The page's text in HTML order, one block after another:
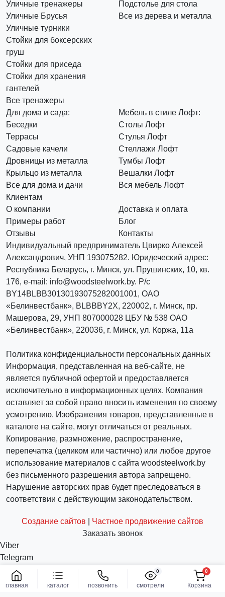
главная каталог смотрели
0
позвонить Корзина
0
Заказать
Уличные тренажеры
Уличные Брусья
Уличные турники
Стойки для боксерских
груш
Стойки для приседа
Стойки для хранения
гантелей
Все тренажеры
Подстолье для стола
Все из дерева и металла
Для дома и сада:
Беседки
Террасы
Садовые качели
Дровницы из металла
Крыльцо из металла
Все для дома и дачи
Мебель в стиле Лофт:
Столы Лофт
Стулья Лофт
Стеллажи Лофт
Тумбы Лофт
Вешалки Лофт
Вся мебель Лофт
Клиентам
О компании
Доставка и оплата
Примеры работ
Блог
Отзывы
Контакты
Индивидуальный предприниматель Цвирко Алексей
Александрович, УНП 193075282. Юридеческий адрес:
Республика Беларусь, г. Минск, ул. Прушинских, 10, кв.
176, e-mail: info@woodsteelwork.by. Р/с
BY14BLBB30130193075282001001, ОАО
«Белинвестбанк», BLBBBY2X, 220002, г. Минск, пр.
Машерова, 29, УНП 807000028 ЦБУ № 538 ОАО
«Белинвестбанк», 220036, г. Минск, ул. Коржа, 11а
Политика конфиденциальности персональных данных
Информация, представленная на веб-сайте, не
является публичной офертой и предоставляется
исключительно в информационных целях. Компания
оставляет за собой право вносить изменения по своему
усмотрению. Изображения товаров, представленные в
каталоге на сайте, могут отличаться от реальных.
Копирование, размножение, распространение,
перепечатка (целиком или частично) или любое другое
использование материалов с сайта woodsteelwork.by
без письменного разрешения автора запрещено.
Нарушение авторских прав будет преследоваться в
соответствии с действующим законодательством.
Создание сайтов
Частное продвижение сайтов
Заказать звонок
Viber
Telegram
WhatsApp
info@woodsteelwork.by